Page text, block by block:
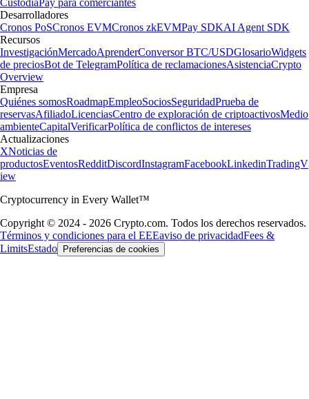
Custodia Pay para comerciantes
Desarrolladores
Cronos PoSCronos EVMCronos zkEVMPay SDKAI Agent SDK
Recursos
InvestigaciónMercadoAprenderConversor BTC/USDGlosarioWidgets
de preciosBot de TelegramPolítica de reclamacionesAsistenciaCrypto
Overview
Empresa
Quiénes somosRoadmapEmpleoSociosSeguridadPrueba de
reservasAfiliadoLicenciasCentro de exploración de criptoactivosMedio
ambienteCapitalVerificarPolítica de conflictos de intereses
Actualizaciones
XNoticias de
productosEventosRedditDiscordInstagramFacebookLinkedinTradingV
iew
Cryptocurrency in Every Wallet™
Copyright © 2024 - 2026 Crypto.com. Todos los derechos reservados.
Términos y condiciones para el EEEaviso de privacidadFees &
LimitsEstado Preferencias de cookies